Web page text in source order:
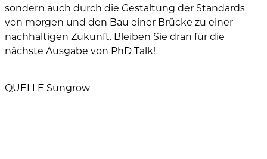
sondern auch durch die Gestaltung der Standards
von morgen und den Bau einer Brücke zu einer
nachhaltigen Zukunft. Bleiben Sie dran für die
nächste Ausgabe von PhD Talk!
QUELLE Sungrow